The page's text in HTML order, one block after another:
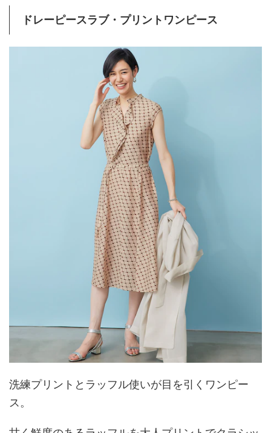
ドレーピースラブ・プリントワンピース
洗練プリントとラッフル使いが目を引くワンピー
ス。